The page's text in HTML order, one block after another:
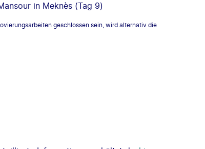
in Meknès (Tag 9)
geschlossen sein, wird alternativ die